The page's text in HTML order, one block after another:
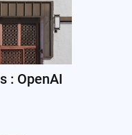
: OpenAI